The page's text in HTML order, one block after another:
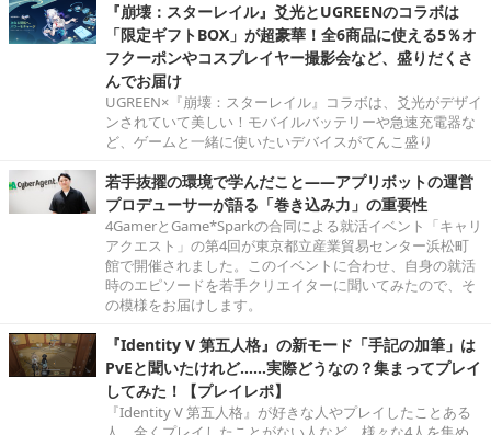
『崩壊：スターレイル』爻光とUGREENのコラボは
「限定ギフトBOX」が超豪華！全6商品に使える5％オ
フクーポンやコスプレイヤー撮影会など、盛りだくさ
んでお届け
UGREEN×『崩壊：スターレイル』コラボは、爻光がデザイ
ンされていて美しい！モバイルバッテリーや急速充電器な
ど、ゲームと一緒に使いたいデバイスがてんこ盛り
若手抜擢の環境で学んだこと――アプリボットの運営
プロデューサーが語る「巻き込み力」の重要性
4GamerとGame*Sparkの合同による就活イベント「キャリ
アクエスト」の第4回が東京都立産業貿易センター浜松町
館で開催されました。このイベントに合わせ、自身の就活
時のエピソードを若手クリエイターに聞いてみたので、そ
の模様をお届けします。
『Identity V 第五人格』の新モード「手記の加筆」は
PvEと聞いたけれど……実際どうなの？集まってプレイ
してみた！【プレイレポ】
『Identity V 第五人格』が好きな人やプレイしたことある